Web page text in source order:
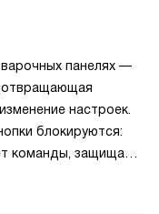
панелях —
настроек.
блокируются:
команды, защищая